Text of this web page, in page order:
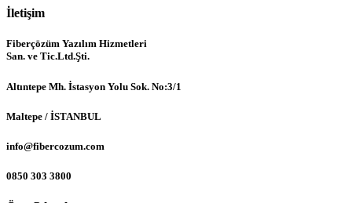
İletişim
Fiberçözüm Yazılım Hizmetleri
San. ve Tic.Ltd.Şti.
Altıntepe Mh. İstasyon Yolu Sok. No:3/1
Maltepe / İSTANBUL
info@fibercozum.com
0850 303 3800